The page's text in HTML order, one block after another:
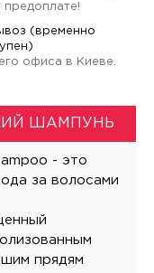
предоплате!
(временно
офиса в Киеве.
ШАМПУНЬ
- это
за волосами
прядям